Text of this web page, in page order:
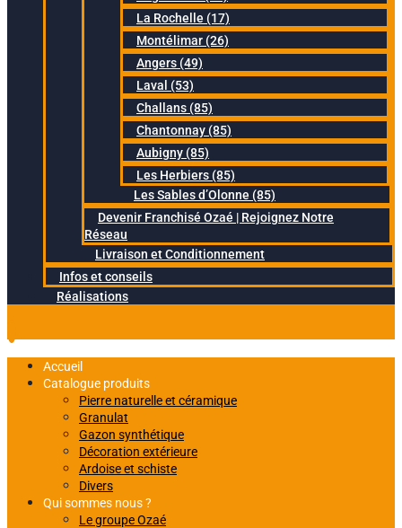
La Rochelle (17)
Montélimar (26)
Angers (49)
Laval (53)
Challans (85)
Chantonnay (85)
Aubigny (85)
Les Herbiers (85)
Les Sables d’Olonne (85)
Devenir Franchisé Ozaé | Rejoignez Notre
Réseau
Livraison et Conditionnement
Infos et conseils
Réalisations
Accueil
Catalogue produits
Pierre naturelle et céramique
Granulat
Gazon synthétique
Décoration extérieure
Ardoise et schiste
Divers
Qui sommes nous ?
Le groupe Ozaé